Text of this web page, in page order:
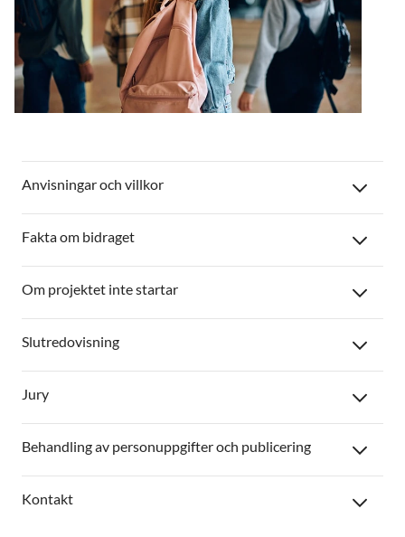
Anvisningar och villkor
Fakta om bidraget
Om projektet inte startar
Slutredovisning
Jury
Behandling av personuppgifter och publicering
Kontakt